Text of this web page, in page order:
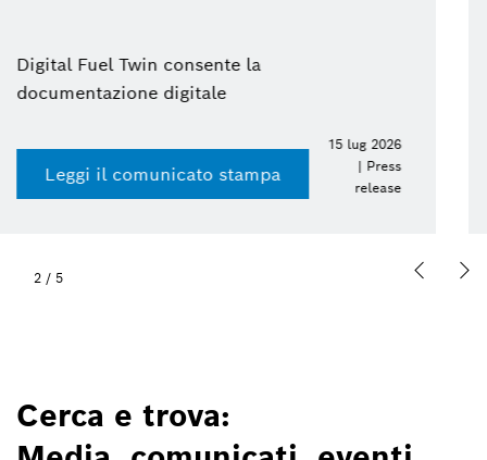
Accedi al press kit
13 lug 2026 | Presskit
2 / 5
Cerca e trova: